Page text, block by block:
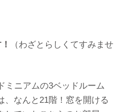
（わざとらしくてすみませ
ミニアムの3ベッドルーム
、なんと21階！窓を開ける